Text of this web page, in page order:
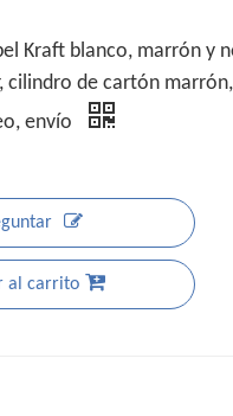
Kraft blanco, marrón y
cilindro de cartón
envío
al carrito